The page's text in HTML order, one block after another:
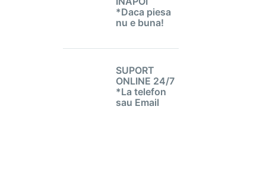
*Daca piesa
nu e buna!
SUPORT
ONLINE 24/7
*La telefon
sau Email